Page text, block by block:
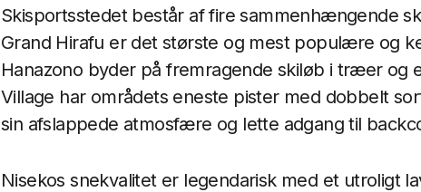
Skisportsstedet består af fire sammenhængende
Grand Hirafu er det største og mest populære og
Hanazono byder på fremragende skiløb i træer og
Village har områdets eneste pister med dobbelt
sin afslappede atmosfære og lette adgang til
Nisekos snekvalitet er legendarisk med et utroligt